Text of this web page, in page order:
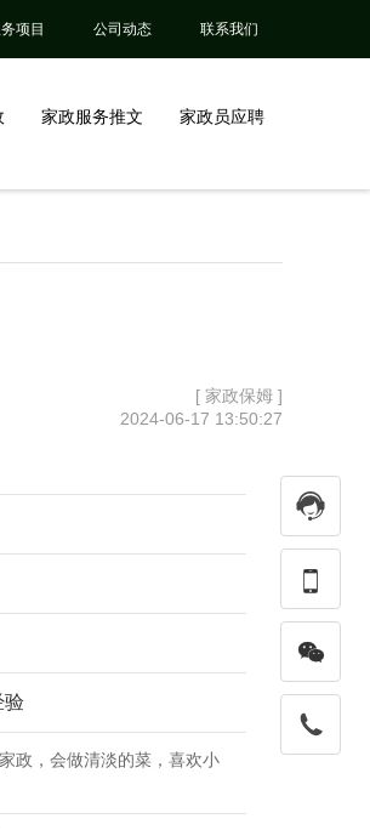
项目 公司动态 联系我们
家政服务推文 家政员应聘
[ 家政保姆 ]
2024-06-17 13:50:27
验
政，会做清淡的菜，喜欢小

